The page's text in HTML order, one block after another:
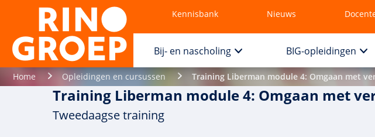
Kennisbank Nieuws
Bij- en nascholing BIG-opleidingen
Home Opleidingen en cursussen Training Liberman module 4: Omgaan met
Training Liberman module 4: Omgaan met
Tweedaagse training